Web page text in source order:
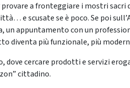
a fronteggiare i mostri sacri
e scusate se è poco. Se poi
un appuntamento con un
diventa più funzionale, più
dove cercare prodotti e servizi
cittadino.